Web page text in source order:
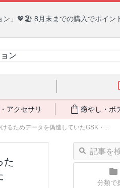
ン」💖🏖️ 8月末までの購入でポイン
アクセサリ 癒やし・ボ
るためデータを偽造していたGSK・...
た
分類で